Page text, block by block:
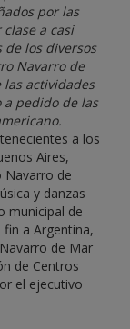
por las
a casi
los diversos
Navarro de
actividades
a pedido de las
a los
Aires,
Navarro de
y danzas
municipal de
a Argentina,
de Mar
de Centros
el ejecutivo